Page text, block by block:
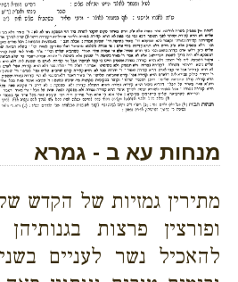
מנחות עא ב - גמרא
מתירין גמזיות של הקדש
ופורצין פרצות
להאכיל נשר לעניים